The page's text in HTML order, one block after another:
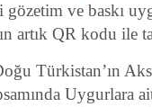
ve baskı
artık QR kodu ile
Türkistan’ın
Uygurlara